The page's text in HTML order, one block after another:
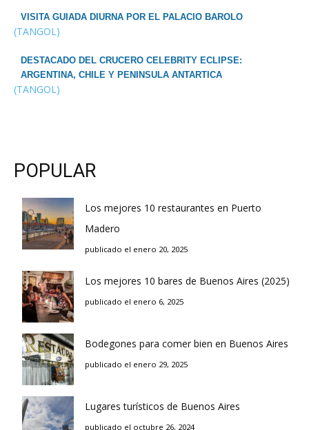
VISITA GUIADA DIURNA POR EL PALACIO BAROLO
(TANGOL)
DESTACADO DEL CRUCERO CELEBRITY ECLIPSE:
ARGENTINA, CHILE Y PENINSULA ANTARTICA
(TANGOL)
POPULAR
Los mejores 10 restaurantes en Puerto
Madero
publicado el enero 20, 2025
Los mejores 10 bares de Buenos Aires (2025)
publicado el enero 6, 2025
Bodegones para comer bien en Buenos Aires
publicado el enero 29, 2025
Lugares turísticos de Buenos Aires
publicado el octubre 26, 2024